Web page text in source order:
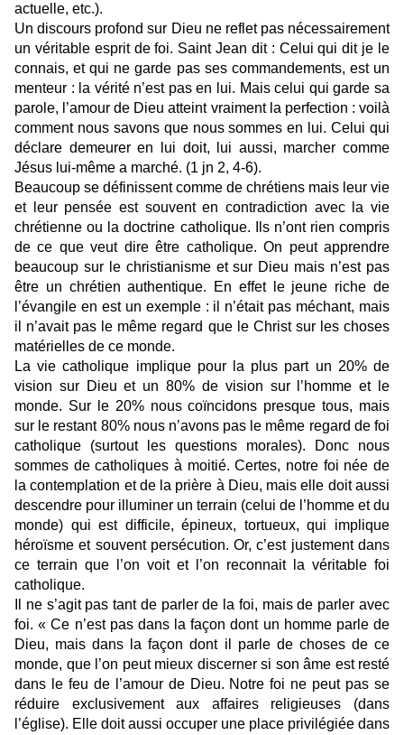
actuelle, etc.).
Un discours profond sur Dieu ne reflet pas nécessairement
un véritable esprit de foi. Saint Jean dit : Celui qui dit je le
connais, et qui ne garde pas ses commandements, est un
menteur : la vérité n’est pas en lui. Mais celui qui garde sa
parole, l’amour de Dieu atteint vraiment la perfection : voilà
comment nous savons que nous sommes en lui. Celui qui
déclare demeurer en lui doit, lui aussi, marcher comme
Jésus lui-même a marché. (1 jn 2, 4-6).
Beaucoup se définissent comme de chrétiens mais leur vie
et leur pensée est souvent en contradiction avec la vie
chrétienne ou la doctrine catholique. Ils n’ont rien compris
de ce que veut dire être catholique. On peut apprendre
beaucoup sur le christianisme et sur Dieu mais n’est pas
être un chrétien authentique. En effet le jeune riche de
l’évangile en est un exemple : il n’était pas méchant, mais
il n’avait pas le même regard que le Christ sur les choses
matérielles de ce monde.
La vie catholique implique pour la plus part un 20% de
vision sur Dieu et un 80% de vision sur l’homme et le
monde. Sur le 20% nous coïncidons presque tous, mais
sur le restant 80% nous n’avons pas le même regard de foi
catholique (surtout les questions morales). Donc nous
sommes de catholiques à moitié. Certes, notre foi née de
la contemplation et de la prière à Dieu, mais elle doit aussi
descendre pour illuminer un terrain (celui de l’homme et du
monde) qui est difficile, épineux, tortueux, qui implique
héroïsme et souvent persécution. Or, c’est justement dans
ce terrain que l’on voit et l’on reconnait la véritable foi
catholique.
Il ne s’agit pas tant de parler de la foi, mais de parler avec
foi. « Ce n’est pas dans la façon dont un homme parle de
Dieu, mais dans la façon dont il parle de choses de ce
monde, que l’on peut mieux discerner si son âme est resté
dans le feu de l’amour de Dieu. Notre foi ne peut pas se
réduire exclusivement aux affaires religieuses (dans
l’église). Elle doit aussi occuper une place privilégiée dans